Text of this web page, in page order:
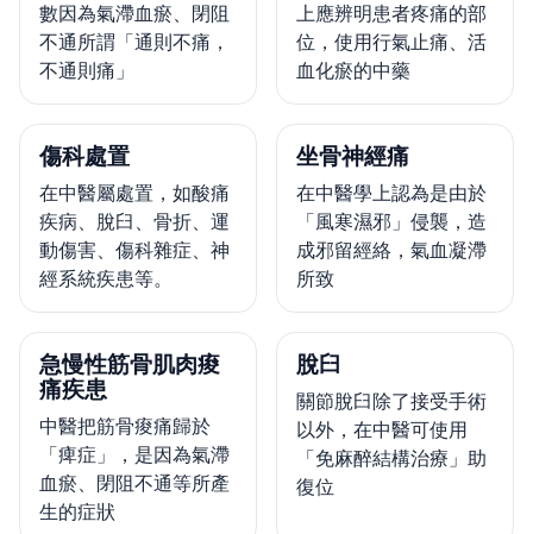
數因為氣滯血瘀、閉阻
不通所謂「通則不痛，
不通則痛」
上應辨明患者疼痛的部
位，使用行氣止痛、活
血化瘀的中藥
傷科處置
在中醫屬處置，如酸痛
疾病、脫臼、骨折、運
動傷害、傷科雜症、神
經系統疾患等。
坐骨神經痛
在中醫學上認為是由於
「風寒濕邪」侵襲，造
成邪留經絡，氣血凝滯
所致
急慢性筋骨肌肉痠
痛疾患
中醫把筋骨痠痛歸於
「痺症」，是因為氣滯
血瘀、閉阻不通等所產
生的症狀
脫臼
關節脫臼除了接受手術
以外，在中醫可使用
「免麻醉結構治療」助
復位